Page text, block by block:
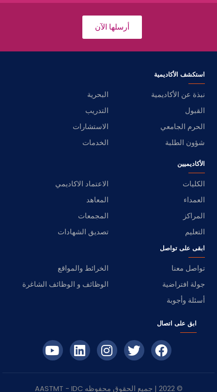
أرسلها الآن
استكشف الأكاديمية
نبذة عن الأكاديمية
البحرية
القبول
التدريب
الحرم الجامعي
الاستشارات
شؤون الطلبة
الخدمات
الأكاديميين
الكليات
الاعتماد الاكاديمي
العمداء
المعاهد
المراكز
المجمعات
التعليم
تصديق الشهادات
ابقى على تواصل
تواصل معنا
الخرائط والمواقع
جولة افتراضية
الوظائف و الوظائف الشاغرة
أسئلة وأجوبة
ابق على اتصال
© 2022 | جميع الحقوق محفوظه IDC
- AASTMT